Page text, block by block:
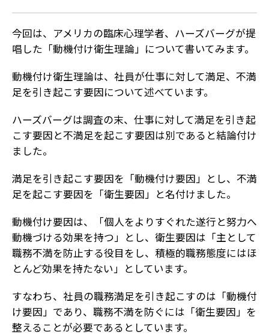
今回は、アメリカの臨床心理学者、ハーズバーグが提
唱した「動機付け衛生理論」について書いてみます。
動機付け衛生理論は、社員が仕事に対して満足、不満
足を引き起こす要因について述べています。
ハーズバーグは調査の末、仕事に対して満足を引き起
こす要因と不満足を起こす要因は別であると結論付け
ました。
満足を引き起こす要因を「動機付け要因」とし、不満
足を起こす要因を「衛生要因」と名付けました。
動機付け要因は、「個人をよりすぐれた遂行と努力へ
動機づける効果を持つ」とし、衛生要因は「主として
職務不満を防止する役目をし、積極的職務態度にはほ
とんど効果を持たない」としています。
すなわち、社員の職務満足を引き起こすのは「動機付
け要因」であり、職務不満を防ぐには「衛生要因」を
整えることが必要であるとしています。